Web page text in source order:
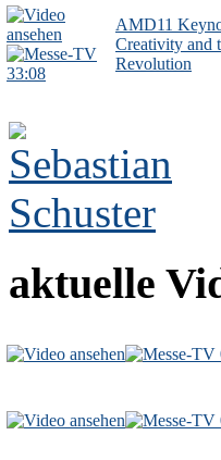
33:08
AMD11
Creativity and
Revolution
aktuelle